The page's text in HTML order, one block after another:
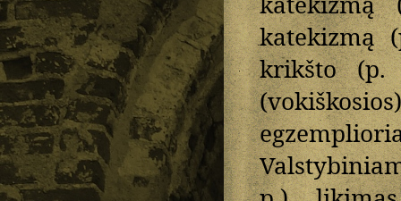
katekizmą
krikšto (p.